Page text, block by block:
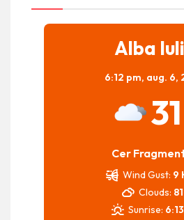
Alba
6:12 pm, aug. 6,
31
Cer
Wind Gust: 9
Clouds:
Sunrise: